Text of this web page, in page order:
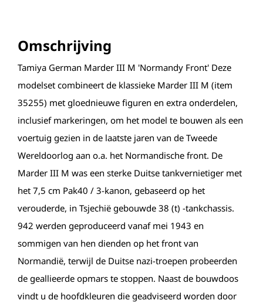
Omschrijving
Tamiya German Marder III M 'Normandy Front' Deze
modelset combineert de klassieke Marder III M (item
35255) met gloednieuwe figuren en extra onderdelen,
inclusief markeringen, om het model te bouwen als een
voertuig gezien in de laatste jaren van de Tweede
Wereldoorlog aan o.a. het Normandische front. De
Marder III M was een sterke Duitse tankvernietiger met
het 7,5 cm Pak40 / 3-kanon, gebaseerd op het
verouderde, in Tsjechië gebouwde 38 (t) -tankchassis.
942 werden geproduceerd vanaf mei 1943 en
sommigen van hen dienden op het front van
Normandië, terwijl de Duitse nazi-troepen probeerden
de geallieerde opmars te stoppen. Naast de bouwdoos
vindt u de hoofdkleuren die geadviseerd worden door